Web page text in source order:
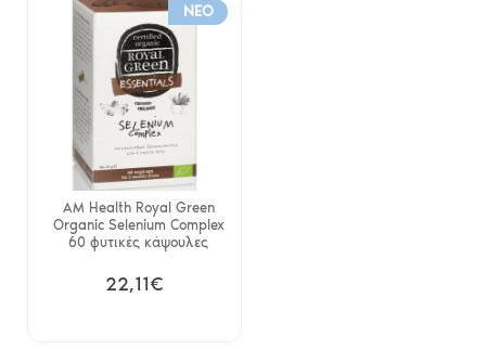
NEO
AM Health Royal Green
Organic Selenium Complex
60 φυτικές κάψουλες
22,11€